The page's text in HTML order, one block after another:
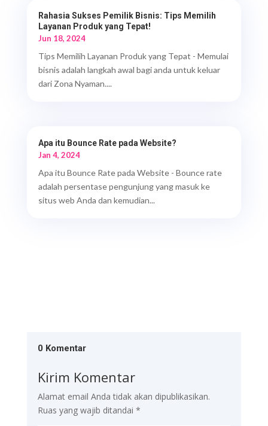
Rahasia Sukses Pemilik Bisnis: Tips Memilih
Layanan Produk yang Tepat!
Jun 18, 2024
Tips Memilih Layanan Produk yang Tepat - Memulai
bisnis adalah langkah awal bagi anda untuk keluar
dari Zona Nyaman....
Apa itu Bounce Rate pada Website?
Jan 4, 2024
Apa itu Bounce Rate pada Website - Bounce rate
adalah persentase pengunjung yang masuk ke
situs web Anda dan kemudian...
0 Komentar
Kirim Komentar
Alamat email Anda tidak akan dipublikasikan.
Ruas yang wajib ditandai *